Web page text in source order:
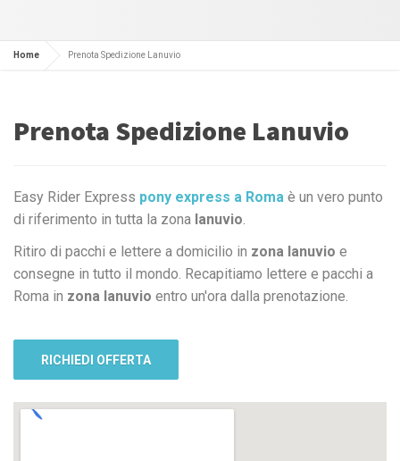
Home Prenota Spedizione Lanuvio
Prenota Spedizione Lanuvio
Easy Rider Express pony express a Roma è un vero punto
di riferimento in tutta la zona lanuvio.
Ritiro di pacchi e lettere a domicilio in zona lanuvio e
consegne in tutto il mondo. Recapitiamo lettere e pacchi a
Roma in zona lanuvio entro un'ora dalla prenotazione.
RICHIEDI OFFERTA